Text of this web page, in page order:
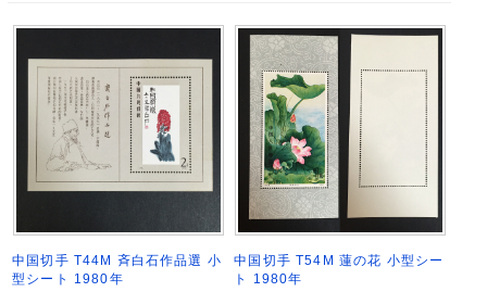
中国切手 T44M 斉白石作品選 小
型シート 1980年
中国切手 T54M 蓮の花 小型シー
ト 1980年